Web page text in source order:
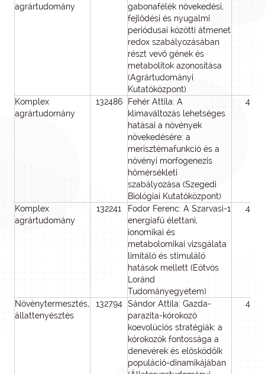
agrártudomány
gabonafélék növekedési,
fejlődési és nyugalmi
periódusai közötti átmenet
redox szabályozásában
részt vevő gének és
metabolitok azonosítása
(Agrártudományi
Kutatóközpont)
Komplex
agrártudomány
132486
Fehér Attila: A
klímaváltozás lehetséges
hatásai a növények
növekedésére: a
merisztémafunkció és a
növényi morfogenezis
hőmérsékleti
szabályozása (Szegedi
Biológiai Kutatóközpont)
48
Komplex
agrártudomány
132241
Fodor Ferenc: A Szarvasi-1
energiafű élettani,
ionomikai és
metabolomikai vizsgálata
limitáló és stimuláló
hatások mellett (Eötvös
Loránd
Tudományegyetem)
48
Növénytermesztés,
állattenyésztés
132794 Sándor Attila: Gazda-
parazita-kórokozó
koevolúciós stratégiák: a
kórokozók fontossága a
denevérek és elősködőik
populáció-dinamikájában
48